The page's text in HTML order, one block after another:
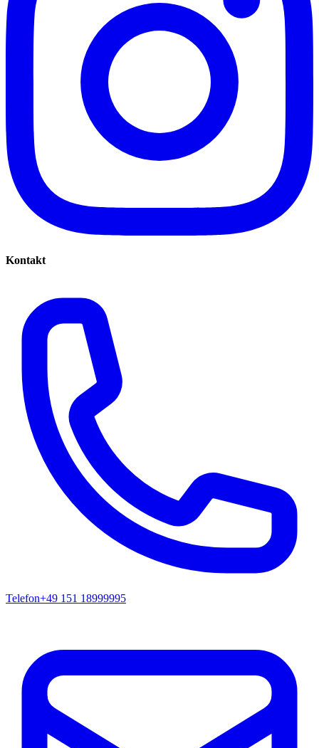
Kontakt
Telefon+49 151 18999995